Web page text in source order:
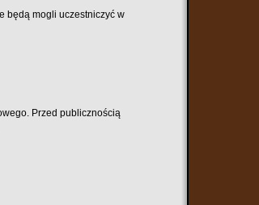
będą mogli uczestniczyć w
Przed publicznością